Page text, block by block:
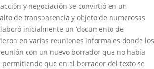
y negociación se convirtió en un
de transparencia y objeto de numerosas
inicialmente un ‘documento de
en varias reuniones informales donde los
con un nuevo borrador que no había
que en el borrador del texto se